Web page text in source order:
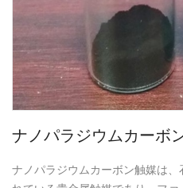
ナノパラジウムカーボ
ナノパラジウムカーボン触媒は